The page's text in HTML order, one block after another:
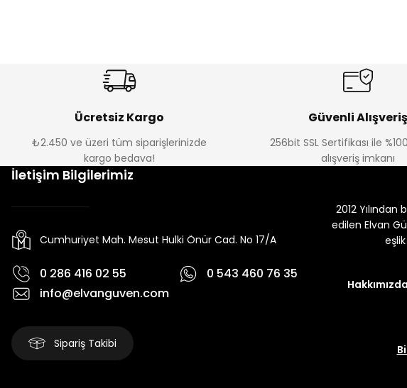
Ücretsiz Kargo
₺2.450 ve üzeri tüm siparişlerinizde
kargo bedava!
Güvenli Alışveriş
256bit SSL Sertifikası ile
alışveriş imkanı
İletişim Bilgilerimiz
Cumhuriyet Mah. Mesut Hulki Önür Cad. No 17/A
0 286 416 02 55
0 543 460 76 35
info@elvanguven.com
Sipariş Takibi
2012
edilen Elvan
Hakkımızda